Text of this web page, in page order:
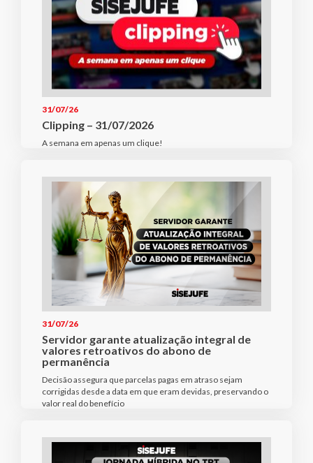
31/07/26
Clipping – 31/07/2026
A semana em apenas um clique!
31/07/26
Servidor garante atualização integral de
valores retroativos do abono de
permanência
Decisão assegura que parcelas pagas em atraso sejam
corrigidas desde a data em que eram devidas, preservando o
valor real do benefício